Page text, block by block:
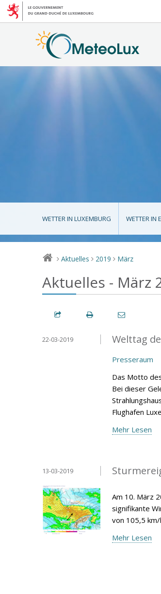
WETTER IN LUXEMBURG WETTER IN
> Aktuelles > 2019 > März
Aktuelles - März
Welttag
22-03-2019
Presseraum
Das Motto
Bei dieser
Flughafen
Mehr Lesen
13-03-2019
Am 10. März
signifikante
von 105,5
Mehr Lesen